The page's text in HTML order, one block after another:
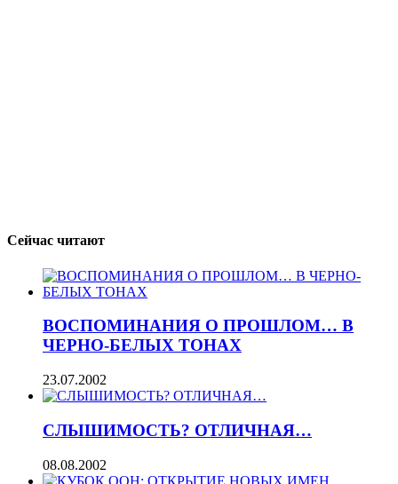
Сейчас читают
ВОСПОМИНАНИЯ О ПРОШЛОМ… В
ЧЕРНО-БЕЛЫХ ТОНАХ
23.07.2002
СЛЫШИМОСТЬ? ОТЛИЧНАЯ…
08.08.2002